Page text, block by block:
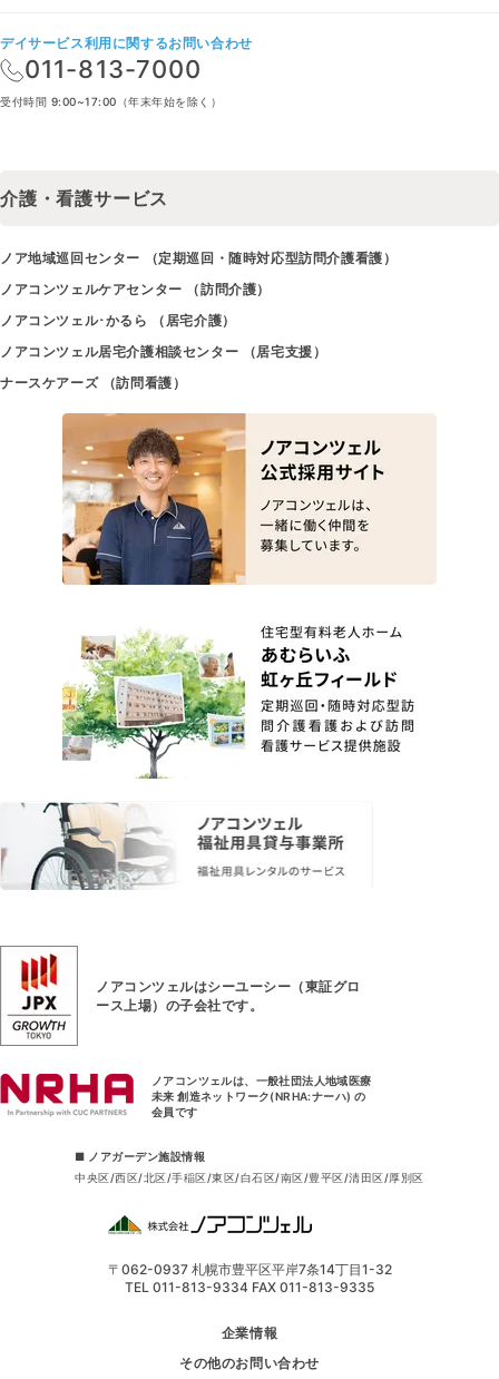
介護・看護サービス
ノア地域巡回センター （定期巡回・随時対応型訪問介護看護）
ノアコンツェルケアセンター （訪問介護）
ノアコンツェル･かるら （居宅介護）
ノアコンツェル居宅介護相談センター （居宅支援）
ナースケアーズ （訪問看護）
デイサービス利用に関するお問い合わせ
011-813-7000
受付時間 9:00~17:00（年末年始を除く）
ノアコンツェルはシーユーシー（東証グロ
ース上場） の子会社です。
ノアコンツェルは、一般社団法人地域医療
未来 創造ネットワーク(NRHA:ナーハ) の
会員です
■ ノアガーデン施設情報
中央区 西区 北区 手稲区 東区 白石区 南区 豊平区 清田区 厚別区
〒062-0937 札幌市豊平区平岸7条14丁目1-32
TEL 011-813-9334 FAX 011-813-9335
企業情報
その他のお問い合わせ